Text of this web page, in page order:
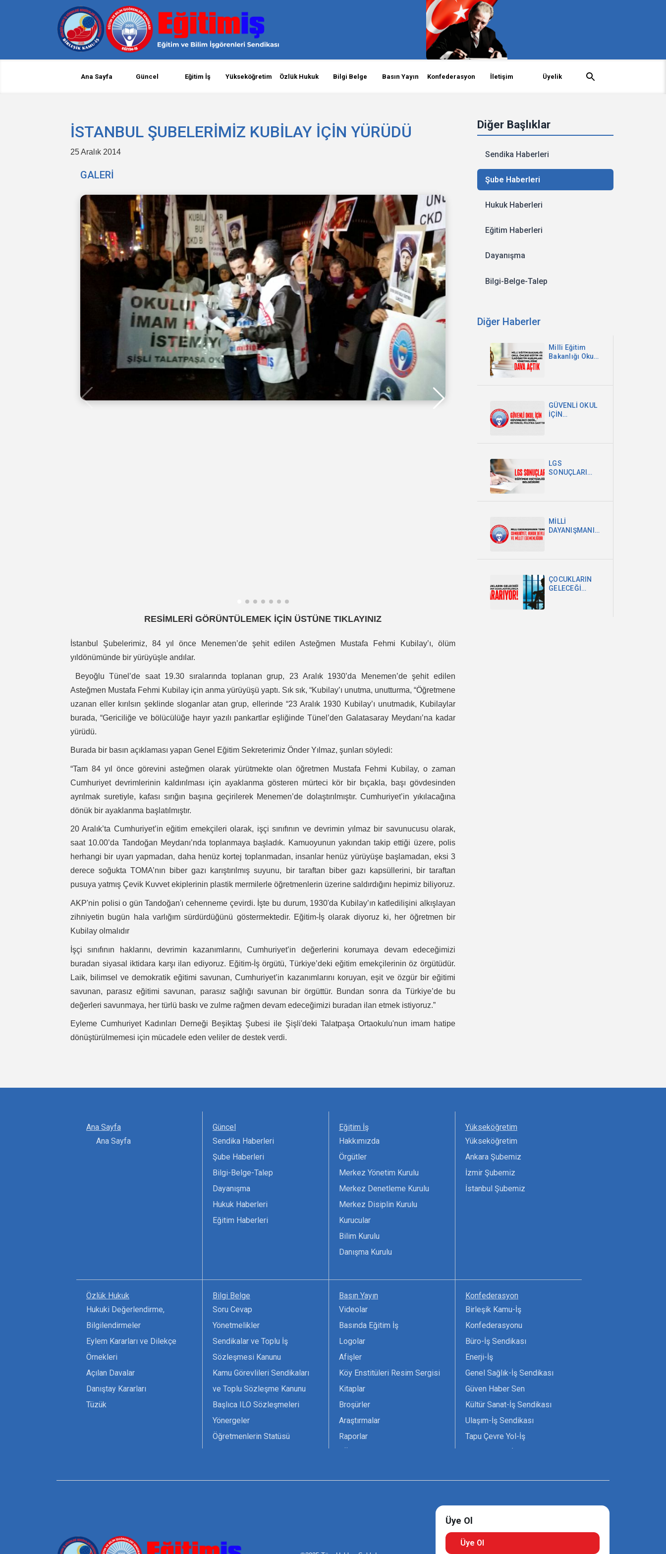
Ana Sayfa Güncel Eğitim İş Yükseköğretim Özlük Hukuk Bilgi Belge Basın Yayın Konfederasyon İletişim Üyelik
Diğer Başlıklar
Sendika Haberleri
Şube Haberleri
Hukuk Haberleri
Eğitim Haberleri
Dayanışma
Bilgi-Belge-Talep
Diğer Haberler
Milli Eğitim
Bakanlığı Okul
Dava Açtık
GÜVENLİ OKUL
İÇİN
ŞARTTIR
LGS
SONUÇLARI
MİLLİ
DAYANIŞMANIN
MİLLET
EGEMENLİĞİDİR
ÇOCUKLARIN
GELECEĞİ
İSTANBUL ŞUBELERİMİZ KUBİLAY İÇİN YÜRÜDÜ
25 Aralık 2014
GALERİ
RESİMLERİ GÖRÜNTÜLEMEK İÇİN ÜSTÜNE TIKLAYINIZ
İstanbul Şubelerimiz, 84 yıl önce Menemen’de şehit edilen Asteğmen Mustafa Fehmi Kubilay’ı, ölüm
yıldönümünde bir yürüyüşle andılar.
Beyoğlu Tünel’de saat 19.30 sıralarında toplanan grup, 23 Aralık 1930’da Menemen’de şehit edilen
Asteğmen Mustafa Fehmi Kubilay için anma yürüyüşü yaptı. Sık sık, “Kubilay’ı unutma, unutturma, “Öğretmene
uzanan eller kırılsın şeklinde sloganlar atan grup, ellerinde “23 Aralık 1930 Kubilay’ı unutmadık, Kubilaylar
burada, “Gericiliğe ve bölücülüğe hayır yazılı pankartlar eşliğinde Tünel’den Galatasaray Meydanı’na kadar
yürüdü.
Burada bir basın açıklaması yapan Genel Eğitim Sekreterimiz Önder Yılmaz, şunları söyledi:
“Tam 84 yıl önce görevini asteğmen olarak yürütmekte olan öğretmen Mustafa Fehmi Kubilay, o zaman
Cumhuriyet devrimlerinin kaldırılması için ayaklanma gösteren mürteci kör bir bıçakla, başı gövdesinden
ayrılmak suretiyle, kafası sırığın başına geçirilerek Menemen’de dolaştırılmıştır. Cumhuriyet’in yıkılacağına
dönük bir ayaklanma başlatılmıştır.
20 Aralık’ta Cumhuriyet’in eğitim emekçileri olarak, işçi sınıfının ve devrimin yılmaz bir savunucusu olarak,
saat 10.00’da Tandoğan Meydanı’nda toplanmaya başladık. Kamuoyunun yakından takip ettiği üzere, polis
herhangi bir uyarı yapmadan, daha henüz kortej toplanmadan, insanlar henüz yürüyüşe başlamadan, eksi 3
derece soğukta TOMA’nın biber gazı karıştırılmış suyunu, bir taraftan biber gazı kapsüllerini, bir taraftan
pusuya yatmış Çevik Kuvvet ekiplerinin plastik mermilerle öğretmenlerin üzerine saldırdığını hepimiz biliyoruz.
AKP'nin polisi o gün Tandoğan'ı cehenneme çevirdi. İşte bu durum, 1930'da Kubilay’ın katledilişini alkışlayan
zihniyetin bugün hala varlığım sürdürdüğünü göstermektedir. Eğitim-İş olarak diyoruz ki, her öğretmen bir
Kubilay olmalıdır
İşçi sınıfının haklarını, devrimin kazanımlarını, Cumhuriyet’in değerlerini korumaya devam edeceğimizi
buradan siyasal iktidara karşı ilan ediyoruz. Eğitim-İş örgütü, Türkiye’deki eğitim emekçilerinin öz örgütüdür.
Laik, bilimsel ve demokratik eğitimi savunan, Cumhuriyet’in kazanımlarını koruyan, eşit ve özgür bir eğitimi
savunan, parasız eğitimi savunan, parasız sağlığı savunan bir örgüttür. Bundan sonra da Türkiye’de bu
değerleri savunmaya, her türlü baskı ve zulme rağmen devam edeceğimizi buradan ilan etmek istiyoruz.”
Eyleme Cumhuriyet Kadınları Derneği Beşiktaş Şubesi ile Şişli'deki Talatpaşa Ortaokulu'nun imam hatipe
dönüştürülmemesi için mücadele eden veliler de destek verdi.
Ana Sayfa
Ana Sayfa
Güncel
Sendika Haberleri
Şube Haberleri
Bilgi-Belge-Talep
Dayanışma
Hukuk Haberleri
Eğitim Haberleri
Eğitim İş
Hakkımızda
Örgütler
Merkez Yönetim Kurulu
Merkez Denetleme Kurulu
Merkez Disiplin Kurulu
Kurucular
Bilim Kurulu
Danışma Kurulu
Yükseköğretim
Yükseköğretim
Ankara Şubemiz
İzmir Şubemiz
İstanbul Şubemiz
Özlük Hukuk
Hukuki Değerlendirme,
Bilgilendirmeler
Eylem Kararları ve Dilekçe
Örnekleri
Açılan Davalar
Danıştay Kararları
Tüzük
Bilgi Belge
Soru Cevap
Yönetmelikler
Sendikalar ve Toplu İş
Sözleşmesi Kanunu
Kamu Görevlileri Sendikaları
ve Toplu Sözleşme Kanunu
Başlıca ILO Sözleşmeleri
Yönergeler
Öğretmenlerin Statüsü
Basın Yayın
Videolar
Basında Eğitim İş
Logolar
Afişler
Köy Enstitüleri Resim Sergisi
Kitaplar
Broşürler
Araştırmalar
Raporlar
Konfederasyon
Birleşik Kamu-İş
Konfederasyonu
Büro-İş Sendikası
Enerji-İş
Genel Sağlık-İş Sendikası
Güven Haber Sen
Kültür Sanat-İş Sendikası
Ulaşım-İş Sendikası
Tapu Çevre Yol-İş
Üye Ol
Üye Ol